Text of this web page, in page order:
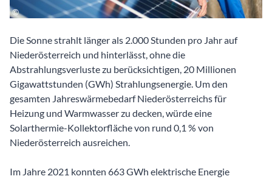
Die Sonne strahlt länger als 2.000 Stunden pro Jahr auf
Niederösterreich und hinterlässt, ohne die
Abstrahlungsverluste zu berücksichtigen, 20 Millionen
Gigawattstunden (GWh) Strahlungsenergie. Um den
gesamten Jahreswärmebedarf Niederösterreichs für
Heizung und Warmwasser zu decken, würde eine
Solarthermie-Kollektorfläche von rund 0,1 % von
Niederösterreich ausreichen.
Im Jahre 2021 konnten 663 GWh elektrische Energie